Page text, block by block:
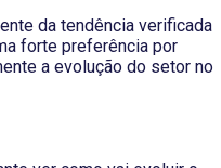
da tendência verificada
forte preferência por
a evolução do setor no